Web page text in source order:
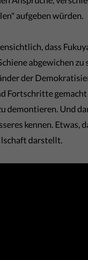
aufgeben würden.
dass
abgewichen
der
gemacht
Und
kennen. Etwas,
darstellt.